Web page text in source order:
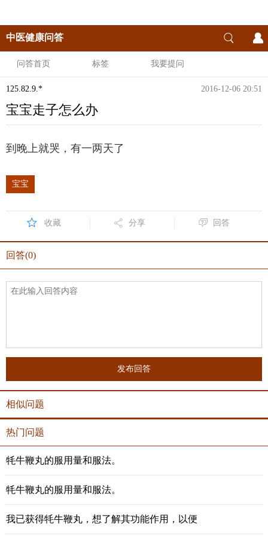
中医健康问答
问答首页 标签 我要提问
125.82.9.* 2016-12-06 20:51
宝宝走子怎么办
到晚上就哭，有一两天了
宝宝
收藏 分享 回答
回答(0)
发布回答
相似问题
热门问题
牦牛鞭丸的服用量和服法。
牦牛鞭丸的服用量和服法。
我已获得牦牛鞭丸，想了解其功能作用，以便